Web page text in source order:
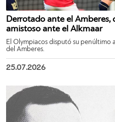
Derrotado ante el Amberes,
amistoso ante el Alkmaar
El Olympiacos disputó su penúltimo
del Amberes.
25.07.2026